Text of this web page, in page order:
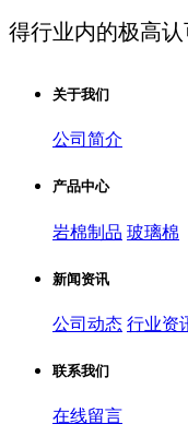
得行业内的极高认
关于我们
公司简介
产品中心
岩棉制品 玻璃棉
新闻资讯
公司动态 行业资
联系我们
在线留言